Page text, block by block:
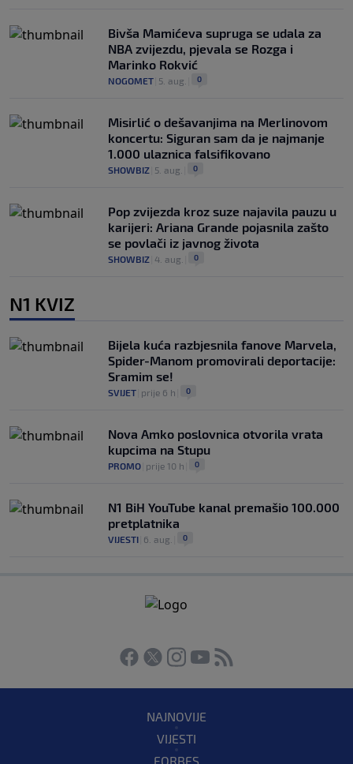
Bivša Mamićeva supruga se udala za
NBA zvijezdu, pjevala se Rozga i
Marinko Rokvić
NOGOMET 5. aug. 0
Misirlić o dešavanjima na Merlinovom
koncertu: Siguran sam da je najmanje
1.000 ulaznica falsifikovano
SHOWBIZ 5. aug. 0
Pop zvijezda kroz suze najavila pauzu u
karijeri: Ariana Grande pojasnila zašto
se povlači iz javnog života
SHOWBIZ 4. aug. 0
N1 KVIZ
Bijela kuća razbjesnila fanove Marvela,
Spider-Manom promovirali deportacije:
Sramim se!
SVIJET prije 6 h 0
Nova Amko poslovnica otvorila vrata
kupcima na Stupu
PROMO prije 10 h 0
N1 BiH YouTube kanal premašio 100.000
pretplatnika
VIJESTI 6. aug. 0
NAJNOVIJE
VIJESTI
FORBES